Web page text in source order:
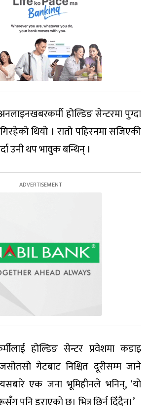
होल्डिङ सेन्टरमा पुग्दा
थियो । रातो पहिरनमा सजिएकी
उनी थप भावुक बन्थिन् ।
होल्डिङ सेन्टर प्रवेशमा कडाइ
गेटबाट निश्चित दूरीसम्म जाने
एक जना भूमिहीनले भनिन्, ‘यो
पनि डराएको छ। भित्र छिर्न दिँदैन।’